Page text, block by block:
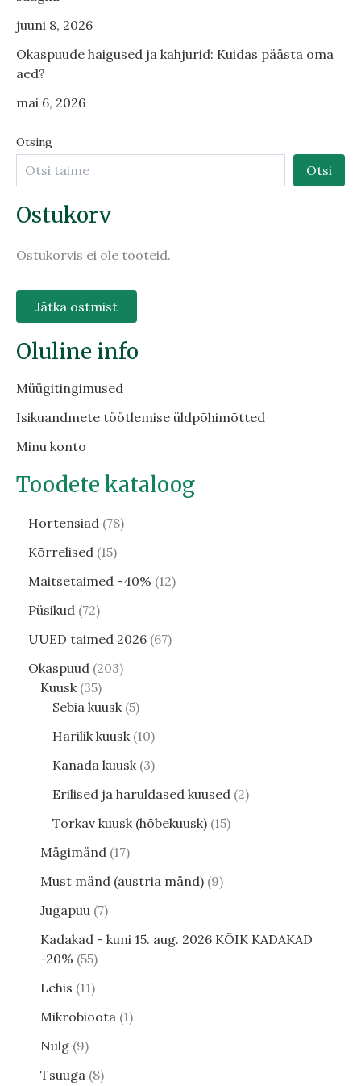
juuni 8, 2026
Okaspuude haigused ja kahjurid: Kuidas päästa oma
aed?
mai 6, 2026
Otsing
Otsi
Ostukorv
Ostukorvis ei ole tooteid.
Jätka ostmist
Oluline info
Müügitingimused
Isikuandmete töötlemise üldpõhimõtted
Minu konto
Toodete kataloog
Hortensiad 78
Kõrrelised 15
Maitsetaimed -40% 12
Püsikud 72
UUED taimed 2026 67
Okaspuud 203
Kuusk 35
Sebia kuusk 5
Harilik kuusk 10
Kanada kuusk 3
Erilised ja haruldased kuused 2
Torkav kuusk (hõbekuusk) 15
Mägimänd 17
Must mänd (austria mänd) 9
Jugapuu 7
Kadakad - kuni 15. aug. 2026 KÕIK KADAKAD
-20% 55
Lehis 11
Mikrobioota 1
Nulg 9
Tsuuga 8